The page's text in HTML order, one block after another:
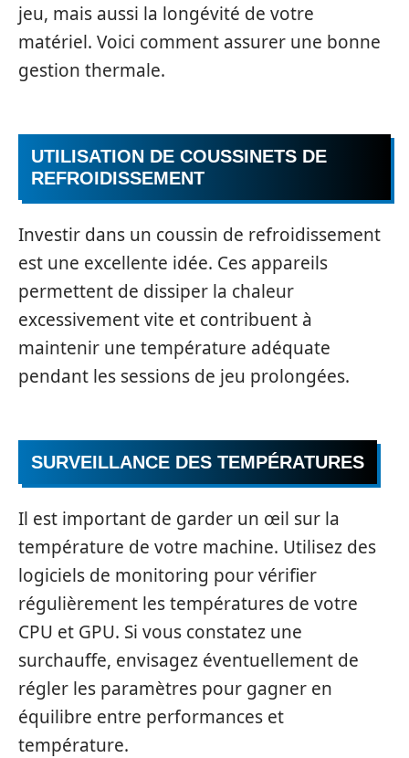
jeu, mais aussi la longévité de votre
matériel. Voici comment assurer une bonne
gestion thermale.
UTILISATION DE COUSSINETS DE
REFROIDISSEMENT
Investir dans un coussin de refroidissement
est une excellente idée. Ces appareils
permettent de dissiper la chaleur
excessivement vite et contribuent à
maintenir une température adéquate
pendant les sessions de jeu prolongées.
SURVEILLANCE DES TEMPÉRATURES
Il est important de garder un œil sur la
température de votre machine. Utilisez des
logiciels de monitoring pour vérifier
régulièrement les températures de votre
CPU et GPU. Si vous constatez une
surchauffe, envisagez éventuellement de
régler les paramètres pour gagner en
équilibre entre performances et
température.